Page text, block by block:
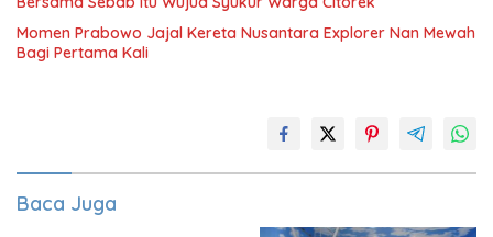
Momen Prabowo Jajal Kereta Nusantara Explorer Nan Mewah
Bagi Pertama Kali
Baca Juga